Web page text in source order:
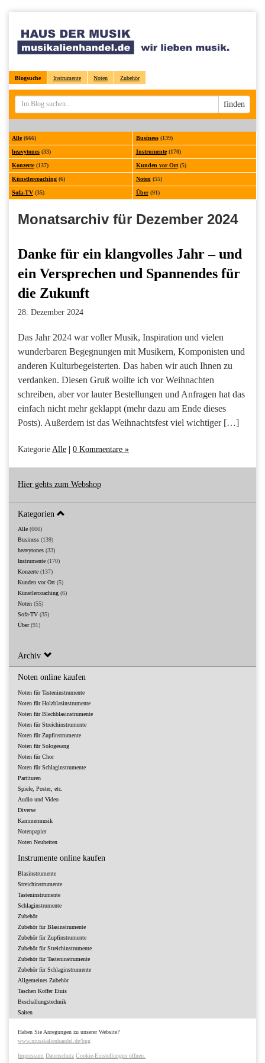
Blogsuche Instrumente Noten Zubehör
Sucheingabe
finden
Alle(666) Business(139)
heavytones (33) Instrumente(170)
Konzerte(137) Kunden vor Ort(5)
Künstlercoaching (6) Noten (55)
Sofa-TV (35) Über(91)
Monatsarchiv für Dezember 2024
Danke für ein klangvolles Jahr – und
ein Versprechen und Spannendes für
die Zukunft
28. Dezember 2024
Das Jahr 2024 war voller Musik, Inspiration und vielen
wunderbaren Begegnungen mit Musikern, Komponisten und
anderen Kulturbegeisterten. Das haben wir auch Ihnen zu
verdanken. Diesen Gruß wollte ich vor Weihnachten
schreiben, aber vor lauter Bestellungen und Anfragen hat das
einfach nicht mehr geklappt (mehr dazu am Ende dieses
Posts). Außerdem ist das Weihnachtsfest viel wichtiger […]
Kategorie Alle 0 Kommentare »
Hier gehts zum Webshop
Kategorien
Alle (666)
Business (139)
heavytones (33)
Instrumente (170)
Konzerte (137)
Kunden vor Ort (5)
Künstlercoaching (6)
Noten (55)
Sofa-TV (35)
Über(91)
Archiv
Noten online kaufen
Noten für Tasteninstrumente
Noten für Holzblasinstrumente
Noten für Blechblasinstrumente
Noten für Streichinstrumente
Noten für Zupfinstrumente
Noten für Sologesang
Noten für Chor
Noten für Schlaginstrumente
Partituren
Spiele, Poster, etc.
Audio und Video
Diverse
Kammermusik
Notenpapier
Noten Neuheiten
Instrumente online kaufen
Blasinstrumente
Streichinstrumente
Tasteninstrumente
Schlaginstrumente
Zubehör
Zubehör für Blasinstrumente
Zubehör für Zupfinstrumente
Zubehör für Streichinstrumente
Zubehör für Tasteninstrumente
Zubehör für Schlaginstrumente
Allgemeines Zubehör
Taschen Koffer Etuis
Beschallungstechnik
Saiten
Haben Sie Anregungen zu unserer Website?
www.musikalienhandel.de/bug
Impressum Datenschutz Cookie-Einstellungen öffnen.